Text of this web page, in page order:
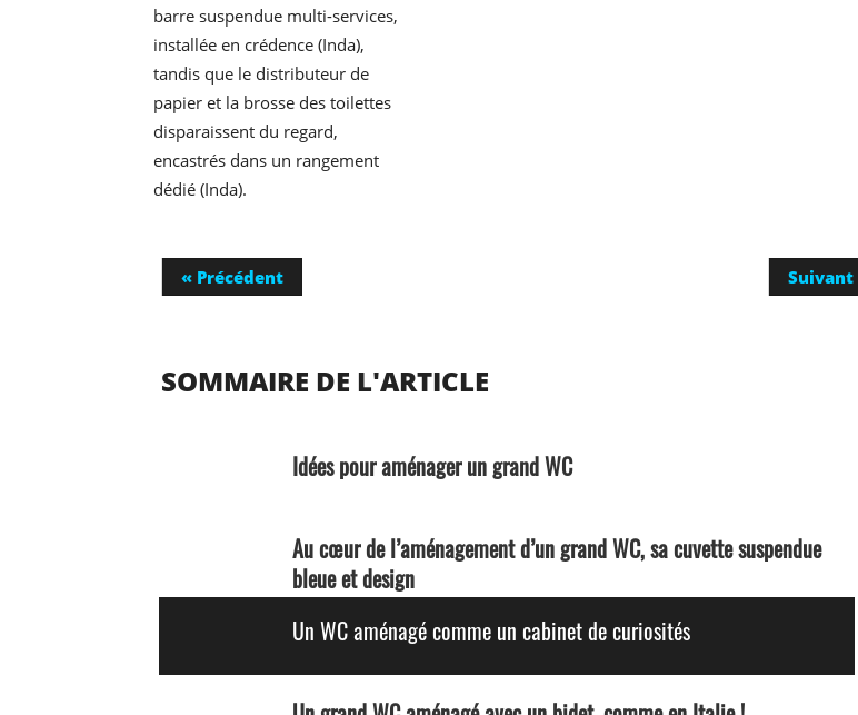
barre suspendue multi-services,
installée en crédence (Inda),
tandis que le distributeur de
papier et la brosse des toilettes
disparaissent du regard,
encastrés dans un rangement
dédié (Inda).
« Précédent Suivant
SOMMAIRE DE L'ARTICLE
Idées pour aménager un grand WC
Au cœur de l’aménagement d’un grand WC, sa cuvette suspendue
bleue et design
Un WC aménagé comme un cabinet de curiosités